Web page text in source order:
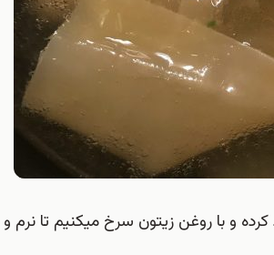
کرده و با روغن زیتون سرخ میکنیم تا